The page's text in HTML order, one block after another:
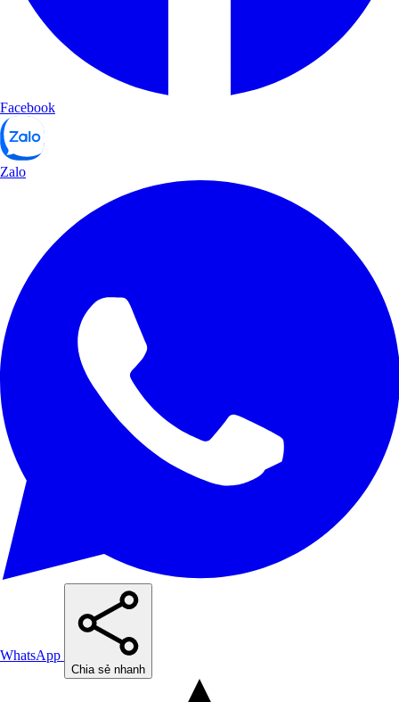
Facebook
Zalo
WhatsApp
Chia sẻ nhanh